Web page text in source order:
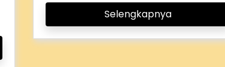
Selengkapnya